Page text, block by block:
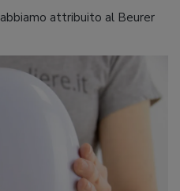
abbiamo attribuito al Beurer